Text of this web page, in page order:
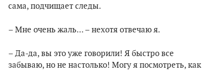
сама, подчищает следы.
– Мне очень жаль... – нехотя отвечаю я.
– Да-да, вы это уже говорили! Я быстро все
забываю, но не настолько! Могу я посмотреть, как